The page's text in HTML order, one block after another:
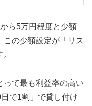
ら5万円程度と少額
この少額設定が「リス
って最も利益率の高い
で1割」で貸し付け